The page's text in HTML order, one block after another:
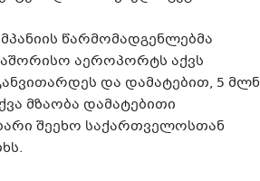
წარმომადგენლებმა
აეროპორტს აქვს
და დამატებით, 5 მლნ
მზაობა დამატებითი
შეეხო საქართველოსთან